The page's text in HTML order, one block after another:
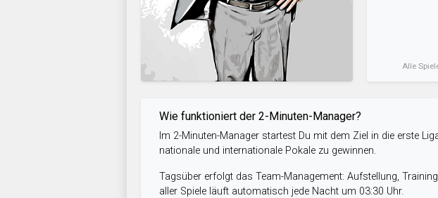
Alle
Wie funktioniert der 2-Minuten-Manager?
Im 2-Minuten-Manager startest Du mit dem Ziel in die erste
nationale und internationale Pokale zu gewinnen.
Tagsüber erfolgt das Team-Management: Aufstellung,
aller Spiele läuft automatisch jede Nacht um 03:30 Uhr.